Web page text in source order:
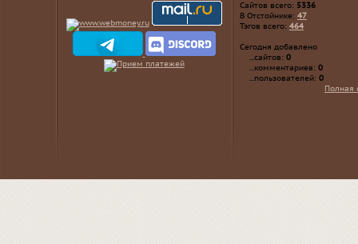
Сайтов всего: 5336
В Отстойнике: 47
Тэгов всего: 464
Сегодня добавлено
...сайтов: 0
...комментариев: 0
...пользователей: 0
Полная